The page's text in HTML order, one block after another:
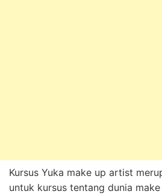
Kursus Yuka make up artist
untuk kursus tentang dunia